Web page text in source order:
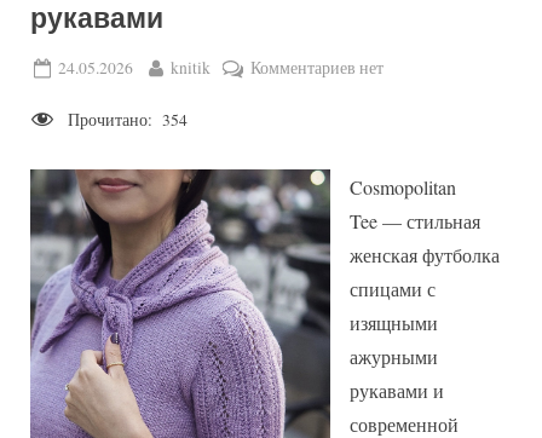
рукавами
Posted
24.05.2026 By
knitik Комментариевк
—
женская
футболка
спицами
с
ажурными
нет
Прочитано: 354
Cosmopolitan
Tee — стильная
женская футболка
спицами с
изящными
ажурными
рукавами и
современной